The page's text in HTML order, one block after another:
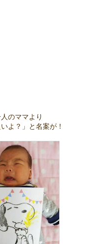
のママより
よ？」と名案が！